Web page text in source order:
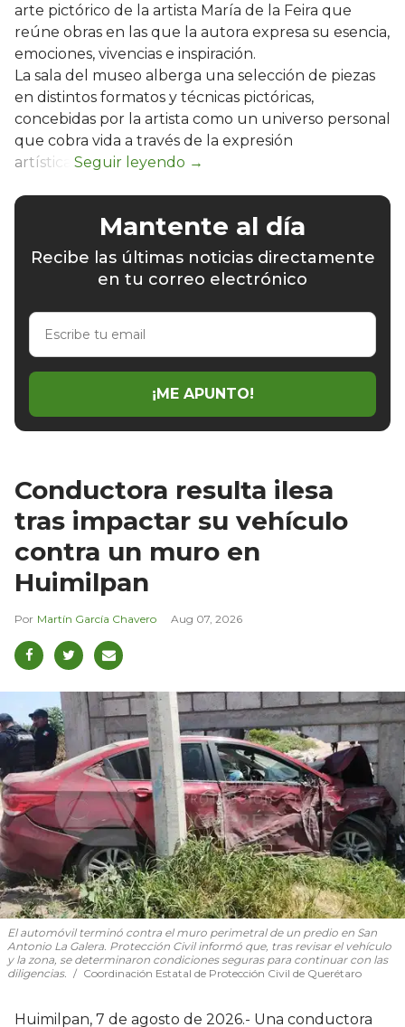
arte pictórico de la artista María de la Feira que
reúne obras en las que la autora expresa su esencia,
emociones, vivencias e inspiración.
La sala del museo alberga una selección de piezas
en distintos formatos y técnicas pictóricas,
concebidas por la artista como un universo personal
que cobra vida a través de la expresión
artística.
Mantente al día
Recibe las últimas noticias directamente
en tu correo electrónico
Escribe
email
¡ME APUNTO!
Conductora resulta ilesa
tras impactar su vehículo
contra un muro en
Huimilpan
Martín García Chavero Aug 07, 2026
El automóvil terminó contra el muro perimetral de un predio en San
Antonio La Galera. Protección Civil informó que, tras revisar el vehículo
y la zona, se determinaron condiciones seguras para continuar con las
diligencias.
Coordinación Estatal de Protección Civil de Querétaro
Huimilpan, 7 de agosto de 2026.- Una conductora